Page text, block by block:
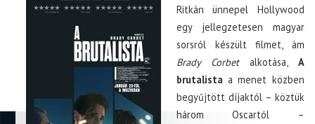
Ritkán ünnepel Hollywood
egy jellegzetesen magyar
sorsról készült filmet, ám
Brady Corbetalkotása, A
brutalista a menet közben
begyűjtött díjaktól – köztük
három Oscartól –